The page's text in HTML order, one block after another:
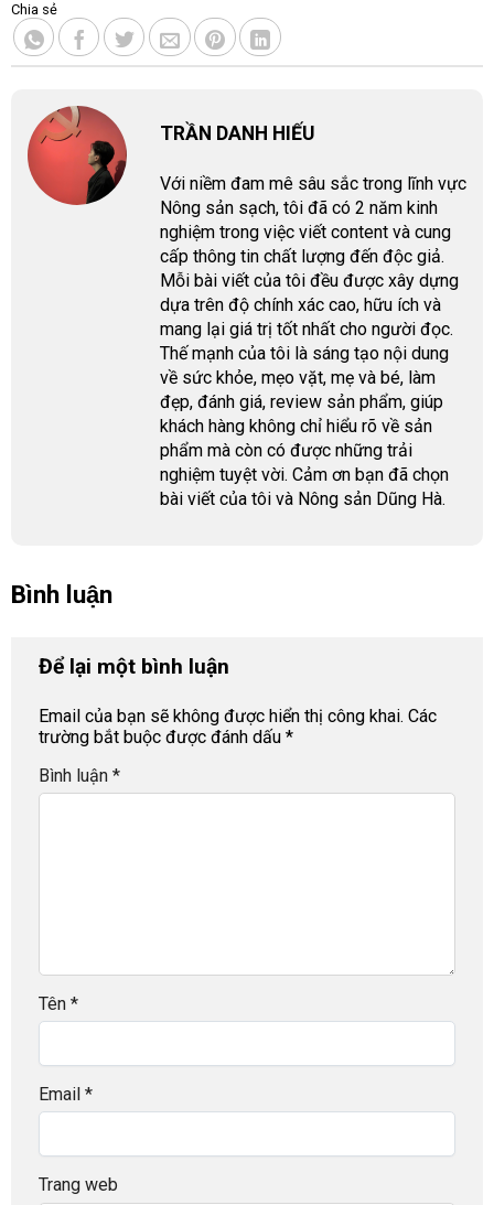
Chia sẻ
TRẦN DANH HIẾU
Với niềm đam mê sâu sắc trong lĩnh vực
Nông sản sạch, tôi đã có 2 năm kinh
nghiệm trong việc viết content và cung
cấp thông tin chất lượng đến độc giả.
Mỗi bài viết của tôi đều được xây dựng
dựa trên độ chính xác cao, hữu ích và
mang lại giá trị tốt nhất cho người đọc.
Thế mạnh của tôi là sáng tạo nội dung
về sức khỏe, mẹo vặt, mẹ và bé, làm
đẹp, đánh giá, review sản phẩm, giúp
khách hàng không chỉ hiểu rõ về sản
phẩm mà còn có được những trải
nghiệm tuyệt vời. Cảm ơn bạn đã chọn
bài viết của tôi và Nông sản Dũng Hà.
Bình luận
Để lại một bình luận
Email của bạn sẽ không được hiển thị công khai. Các
trường bắt buộc được đánh dấu *
Bình luận *
Tên *
Email *
Trang web